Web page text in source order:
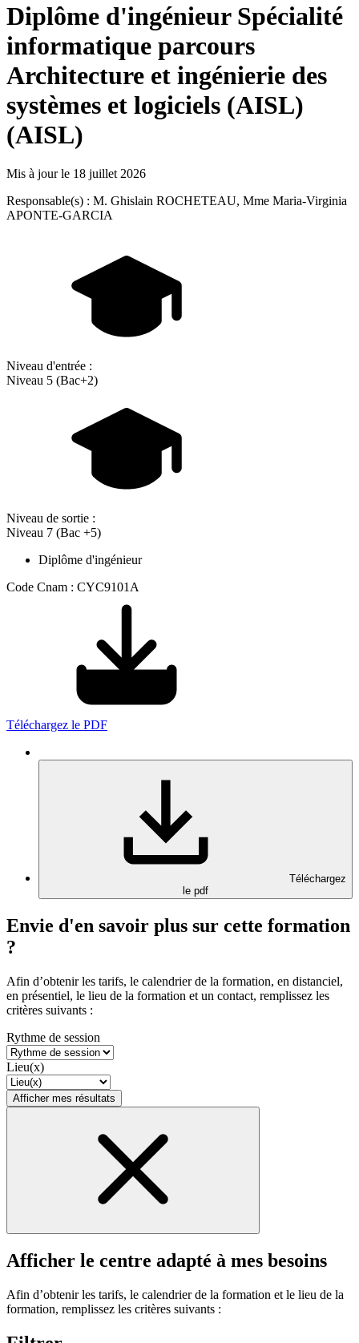
Diplôme d'ingénieur Spécialité
informatique parcours
Architecture et ingénierie des
systèmes et logiciels (AISL)
(AISL)
Mis à jour le 18 juillet 2026
Responsable(s) : M. Ghislain ROCHETEAU, Mme Maria-Virginia
APONTE-GARCIA
Niveau d'entrée :
Niveau 5 (Bac+2)
Niveau de sortie :
Niveau 7 (Bac +5)
Diplôme d'ingénieur
Code Cnam : CYC9101A
Téléchargez le PDF
Téléchargez
le pdf
Envie d'en savoir plus sur cette formation
?
Afin d’obtenir les tarifs, le calendrier de la formation, en distanciel,
en présentiel, le lieu de la formation et un contact, remplissez les
critères suivants :
Rythme de session
Lieu(x)
Afficher mes résultats
Afficher le centre adapté à mes besoins
Afin d’obtenir les tarifs, le calendrier de la formation et le lieu de la
formation, remplissez les critères suivants :